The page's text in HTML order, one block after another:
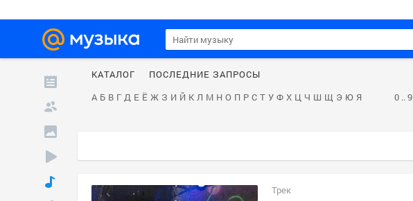
КАТАЛОГ
ПОСЛЕДНИЕ ЗАПРОСЫ
А Б В Г Д Е Ё Ж З И Й К Л М Н О П Р С Т У Ф Х Ц Ч Ш Щ Э Ю Я 0 .. 9
Трек